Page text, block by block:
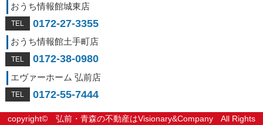
おうち情報館城東店
0172-27-3355
おうち情報館土手町店
0172-38-0980
エヴァーホーム 弘前店
0172-55-7444
copyright© 弘前・青森の不動産はVisionary&Company All Rights